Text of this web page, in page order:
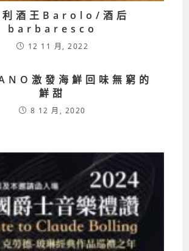
利酒王Barolo/酒后
barbaresco
12 11 月, 2022
激發海鮮回味無窮的
鮮甜
8 12 月, 2020